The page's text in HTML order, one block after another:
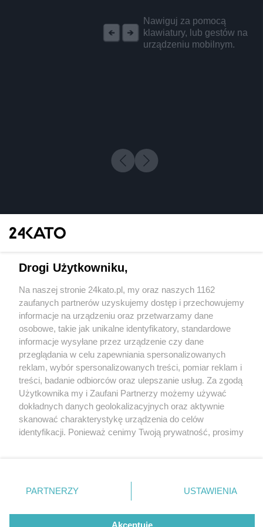
Nawiguj za pomocą
klawiatury, lub gestów na
urządzeniu mobilnym.
3 / 0
Wydawca mediów lokalnych
Nie zapomnij
zapoznać się z:
polityką prywatności regulamin korzystania z portali
Twojemiasto
Piekary Śląskie
Chorzów
Tarnowskie Góry
Gliwice
Skontakuj sięz nami
Kontakt
Wydawca
Redakcja
Drogi Użytkowniku,
Na naszej stronie 24kato.pl, my oraz naszych 1162
zaufanych partnerów uzyskujemy dostęp i przechowujemy
informacje na urządzeniu oraz przetwarzamy dane
osobowe, takie jak unikalne identyfikatory, standardowe
informacje wysyłane przez urządzenie czy dane
przeglądania w celu zapewniania spersonalizowanych
reklam, wybór spersonalizowanych treści, pomiar reklam i
treści, badanie odbiorców oraz ulepszanie usług. Za zgodą
Użytkownika my i Zaufani Partnerzy możemy używać
dokładnych danych geolokalizacyjnych oraz aktywnie
skanować charakterystykę urządzenia do celów
identyfikacji. Ponieważ cenimy Twoją prywatność, prosimy
prywatności znajdujący się w lewym dolnym rogu strony
. Niektóre rodzaje przetwarzania danych nie wymagają
zgody użytkownika, ale masz prawo sprzeciwić się
takiemu przetwarzaniu. Preferencje będą miały
PARTNERZY USTAWIENIA
Akceptuję